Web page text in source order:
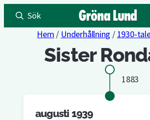
Sök
Hem / Underhållning / 1930-
Sister
1883
augusti 1939